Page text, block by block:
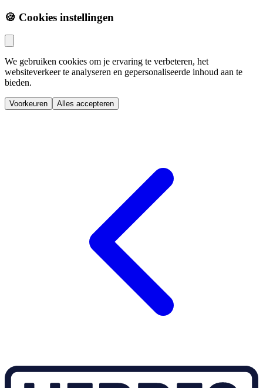
🍪 Cookies instellingen
We gebruiken cookies om je ervaring te verbeteren, het
websiteverkeer te analyseren en gepersonaliseerde inhoud aan te
bieden.
Voorkeuren Alles accepteren